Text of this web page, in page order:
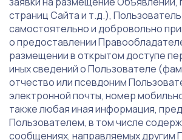
страниц Сайта и т.д.), Пользователь
самостоятельно и добровольно
о предоставлении
размещении в открытом доступе
иных сведений о Пользователе
отчество или псевдоним
электронной почты, номер
также любая иная информация,
Пользователем, в том числе
сообщениях, направляемых другим